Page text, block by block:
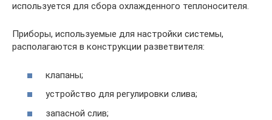
используется для сбора охлажденного теплоносителя.
Приборы, используемые для настройки системы,
располагаются в конструкции разветвителя:
клапаны;
устройство для регулировки слива;
запасной слив;